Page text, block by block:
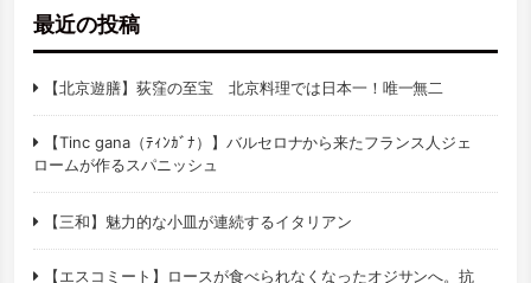
最近の投稿
【北京遊膳】荻窪の至宝 北京料理では日本一！唯一無二
【Tinc gana（ﾃｨﾝｶﾞﾅ）】バルセロナから来たフランス人ジェ
ロームが作るスパニッシュ
【三和】魅力的な小皿が連続するイタリアン
【エスコミート】ロースが食べられなくなったオジサンへ。抗